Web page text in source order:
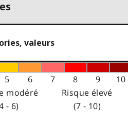
valeurs
5 6 7 8 9
10
modéré
- 6)
Risque élevé
(7 - 10)